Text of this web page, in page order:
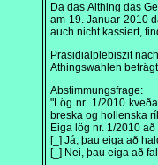
Da das Althing das
am 19. Januar 2010
auch nicht kassiert,
Präsidialplebiszit
Athingswahlen
Abstimmungsfrage:
"Lög nr. 1/2010
breska og hollenska
Eiga lög nr. 1/2010
[_] Já, þau eiga að
[_] Nei, þau eiga að